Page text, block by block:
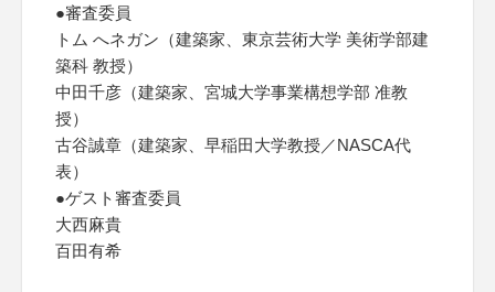
●審査委員
トム へネガン（建築家、東京芸術大学 美術学部建
築科 教授）
中田千彦（建築家、宮城大学事業構想学部 准教
授）
古谷誠章（建築家、早稲田大学教授／NASCA代
表）
●ゲスト審査委員
大西麻貴
百田有希